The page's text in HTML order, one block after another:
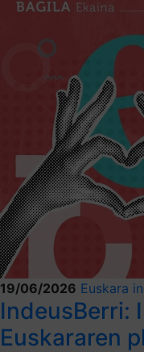
19/06/2026 Euskara
IndeusBerri:
Euskararen